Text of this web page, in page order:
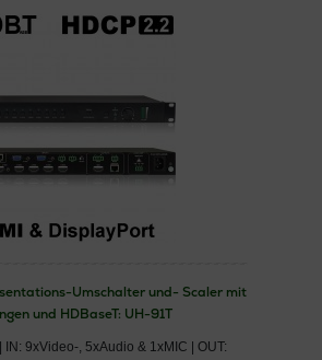
Umschalter und- Scaler mit
und HDBaseT: UH-91T
9xVideo-, 5xAudio & 1xMIC | OUT: